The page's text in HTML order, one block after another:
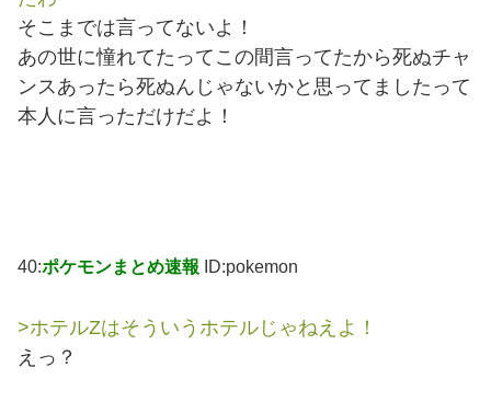
そこまでは言ってないよ！
あの世に憧れてたってこの間言ってたから死ぬチャ
ンスあったら死ぬんじゃないかと思ってましたって
本人に言っただけだよ！
40:ポケモンまとめ速報 ID:pokemon
>ホテルZはそういうホテルじゃねえよ！
えっ？